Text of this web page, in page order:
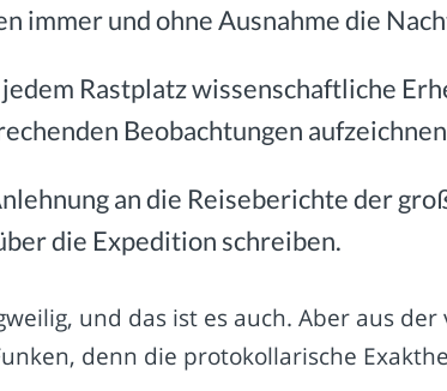
immer und ohne Ausnahme die
Rastplatz wissenschaftliche
Beobachtungen
an die Reiseberichte der
die Expedition schreiben.
und das ist es auch. Aber aus
denn die protokollarische